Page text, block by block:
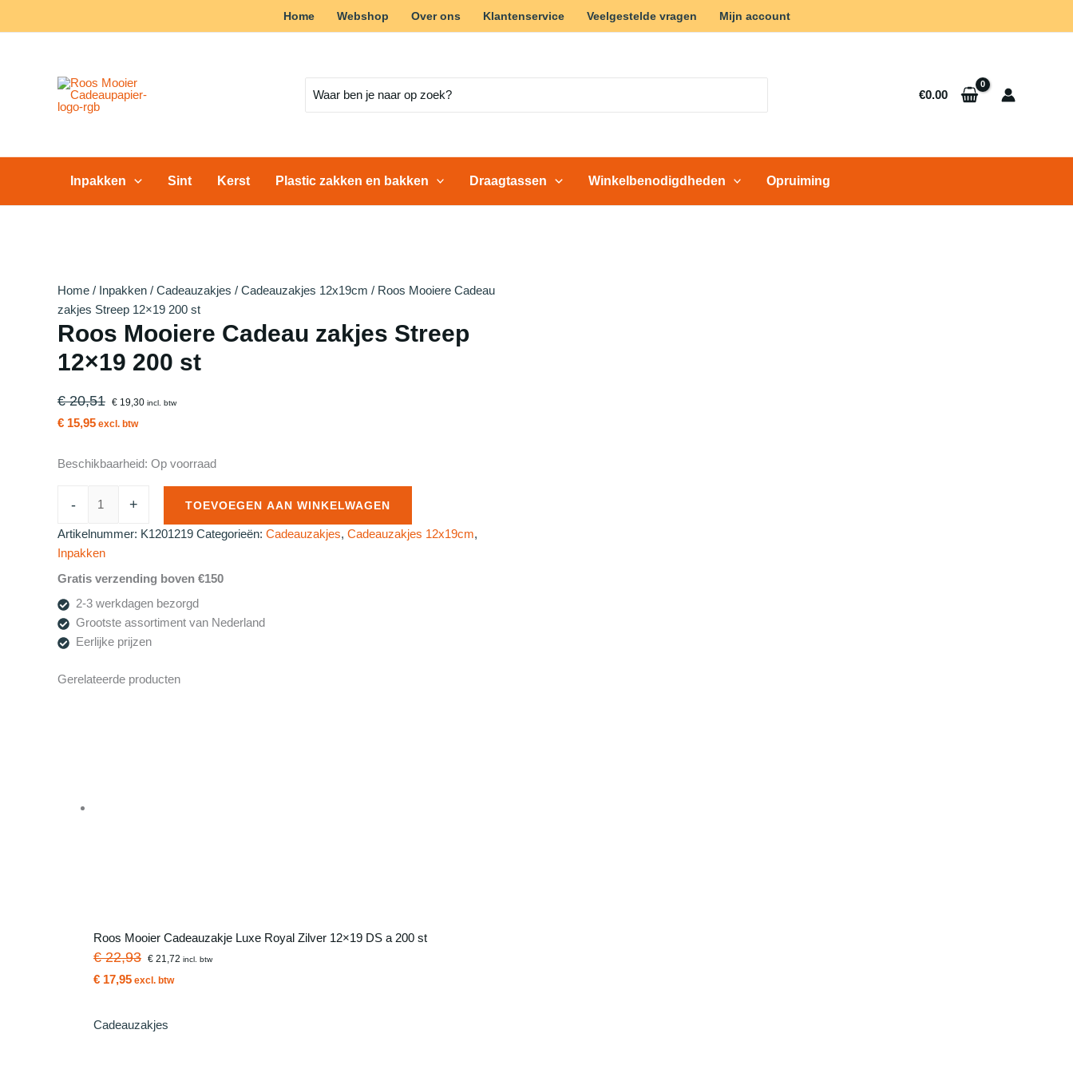
Home Webshop Over ons Klantenservice Veelgestelde vragen Mijn account
naar:
€0.00
Inpakken Sint Kerst Plastic zakken en bakken Draagtassen Winkelbenodigdheden Opruiming
Home / Inpakken / Cadeauzakjes / Cadeauzakjes 12x19cm / Roos Mooiere Cadeau
zakjes Streep 12×19 200 st
Roos Mooiere Cadeau zakjes Streep
12×19 200 st
€ 20,51 € 19,30incl. btw
€ 15,95 excl. btw
Beschikbaarheid: Op voorraad
-
Mooiere
Cadeau
zakjes
200
st
aantal
+ TOEVOEGEN AAN WINKELWAGEN
Artikelnummer: K1201219 Categorieën: Cadeauzakjes, Cadeauzakjes 12x19cm,
Inpakken
Gratis verzending boven €150
2-3 werkdagen bezorgd
Grootste assortiment van Nederland
Eerlijke prijzen
Gerelateerde producten
Roos Mooier Cadeauzakje Luxe Royal Zilver 12×19 DS a 200 st
€ 22,93 € 21,72 incl. btw
€ 17,95 excl. btw
Cadeauzakjes